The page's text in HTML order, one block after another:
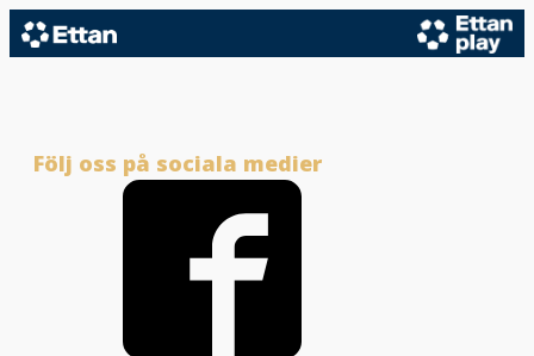
Följ oss på sociala medier